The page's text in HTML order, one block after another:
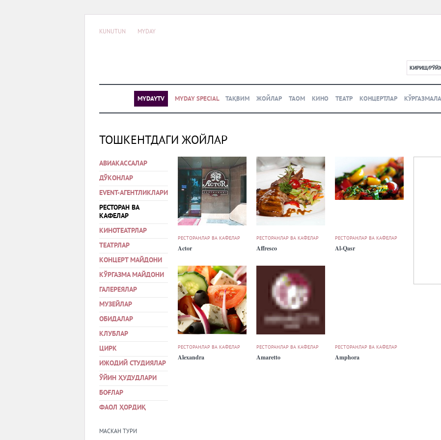
KUNUTUN MYDAY
КИРИШ/
MYDAYTV MYDAY SPECIAL ТАҚВИМ ЖОЙЛАР ТАОМ КИНО ТЕАТР КОНЦЕРТЛАР
ТОШКЕНТДАГИ ЖОЙЛАР
АВИАКАССАЛАР
ДЎКОНЛАР
EVENT-АГЕНТЛИКЛАРИ
РЕСТОРАН ВА
КАФЕЛАР
КИНОТЕАТРЛАР
ТЕАТРЛАР
КОНЦЕРТ МАЙДОНИ
КЎРГАЗМА МАЙДОНИ
ГАЛЕРЕЯЛАР
МУЗЕЙЛАР
ОБИДАЛАР
КЛУБЛАР
ЦИРК
ИЖОДИЙ СТУДИЯЛАР
ЎЙИН ҲУДУДЛАРИ
БОҒЛАР
ФАОЛ ҲОРДИҚ
МАСКАН ТУРИ
РЕСТОРАНЛАР ВА КАФЕЛАР
Actor
РЕСТОРАНЛАР ВА КАФЕЛАР
Affresco
РЕСТОРАНЛАР ВА КАФЕЛАР
Al-Qasr
РЕСТОРАНЛАР ВА КАФЕЛАР
Alexandra
РЕСТОРАНЛАР ВА КАФЕЛАР
Amaretto
РЕСТОРАНЛАР ВА КАФЕЛАР
Amphora